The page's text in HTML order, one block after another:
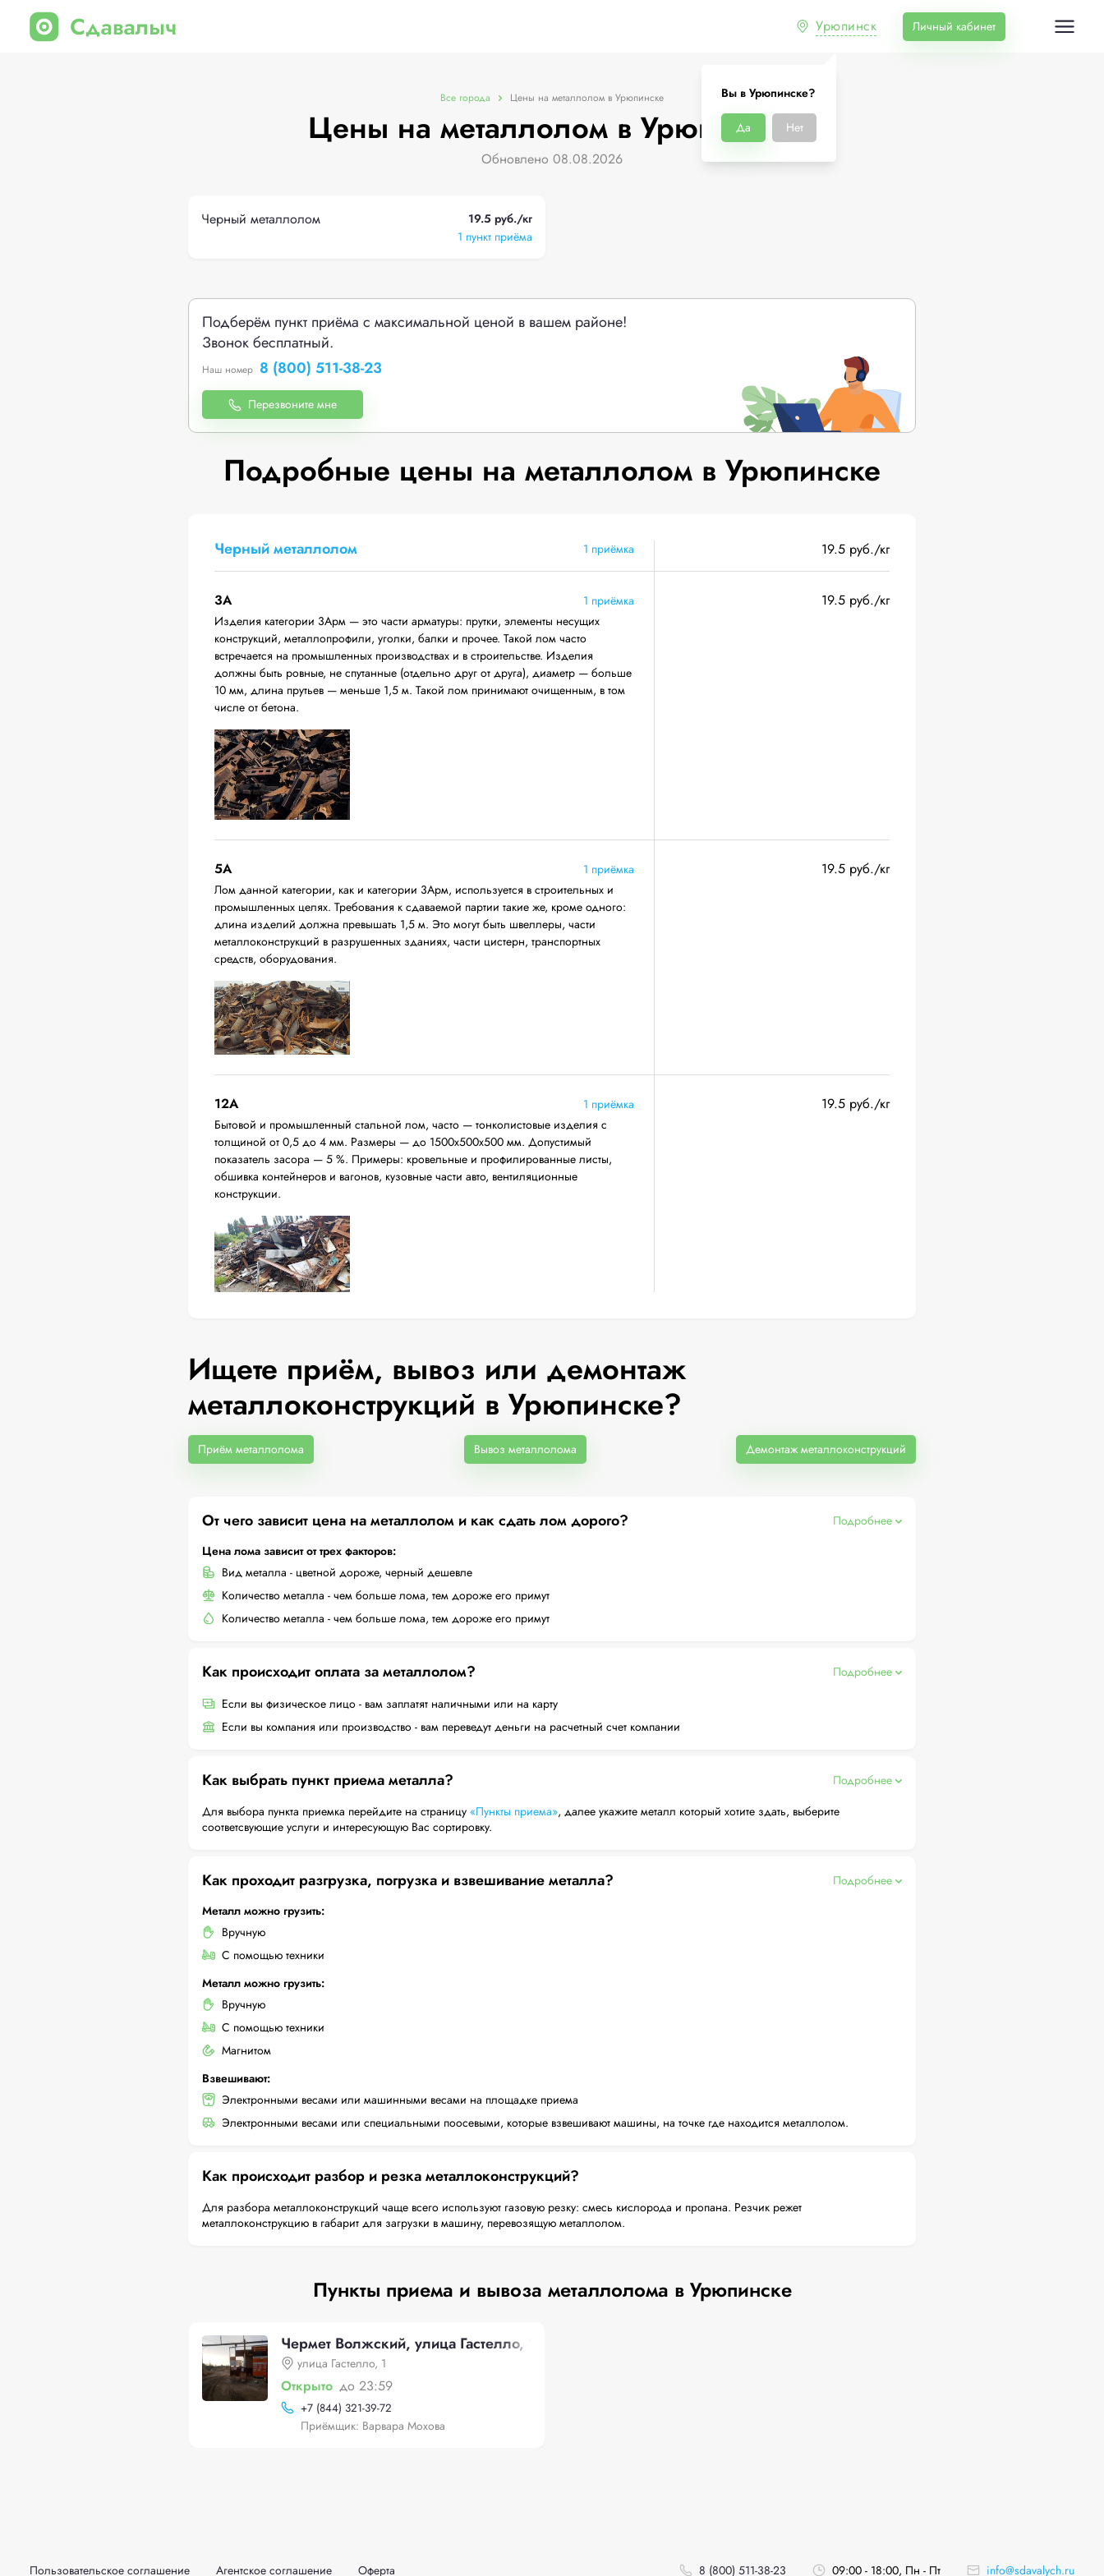
Урюпинск
Вы в Урюпинске?
Да Нет
Личный кабинет
Все города Цены на металлолом в Урюпинске
Цены на металлолом в Урюпинске
Обновлено 08.08.2026
Черный металлолом
19.5 руб./кг
1 пункт приёма
Подберём пункт приёма с максимальной ценой в вашем районе!
Звонок бесплатный.
Наш номер 8 (800) 511-38-23
Перезвоните мне
Подробные цены на металлолом в Урюпинске
Черный металлолом 1 приёмка 19.5 руб./кг
3А
1 приёмка
Изделия категории 3Арм — это части арматуры: прутки, элементы несущих
конструкций, металлопрофили, уголки, балки и прочее. Такой лом часто
встречается на промышленных производствах и в строительстве. Изделия
должны быть ровные, не спутанные (отдельно друг от друга), диаметр — больше
10 мм, длина прутьев — меньше 1,5 м. Такой лом принимают очищенным, в том
числе от бетона.
19.5 руб./кг
5А
1 приёмка
Лом данной категории, как и категории 3Арм, используется в строительных и
промышленных целях. Требования к сдаваемой партии такие же, кроме одного:
длина изделий должна превышать 1,5 м. Это могут быть швеллеры, части
металлоконструкций в разрушенных зданиях, части цистерн, транспортных
средств, оборудования.
19.5 руб./кг
12A
1 приёмка
Бытовой и промышленный стальной лом, часто — тонколистовые изделия с
толщиной от 0,5 до 4 мм. Размеры — до 1500х500х500 мм. Допустимый
показатель засора — 5 %. Примеры: кровельные и профилированные листы,
обшивка контейнеров и вагонов, кузовные части авто, вентиляционные
конструкции.
19.5 руб./кг
Ищете приём, вывоз или демонтаж
металлоконструкций в Урюпинске?
Приём металлолома Вывоз металлолома Демонтаж металлоконструкций
От чего зависит цена на металлолом и как сдать лом дорого?
Подробнее
Цена лома зависит от трех факторов:
Вид металла - цветной дороже, черный дешевле
Количество металла - чем больше лома, тем дороже его примут
Количество металла - чем больше лома, тем дороже его примут
Как происходит оплата за металлолом?
Подробнее
Если вы физическое лицо - вам заплатят наличными или на карту
Если вы компания или производство - вам переведут деньги на расчетный счет компании
Как выбрать пункт приема металла?
Подробнее
Для выбора пункта приемка перейдите на страницу «Пункты приема», далее укажите металл который хотите здать, выберите
соответсвующие услуги и интересующую Вас сортировку.
Как проходит разгрузка, погрузка и взвешивание металла?
Подробнее
Металл можно грузить:
Вручную
С помощью техники
Металл можно грузить:
Вручную
С помощью техники
Магнитом
Взвешивают:
Электронными весами или машинными весами на площадке приема
Электронными весами или специальными поосевыми, которые взвешивают машины, на точке где находится металлолом.
Как происходит разбор и резка металлоконструкций?
Для разбора металлоконструкций чаще всего используют газовую резку: смесь кислорода и пропана. Резчик режет
металлоконструкцию в габарит для загрузки в машину, перевозящую металлолом.
Пункты приема и вывоза металлолома в Урюпинске
Чермет Волжский, улица Гастелло, 1
улица Гастелло, 1
Открыто до 23:59
+7 (844) 321-39-72
Приёмщик: Варвара Мохова
Пользовательское соглашение Агентское соглашение Оферта 8 (800) 511-38-23 09:00 - 18:00, Пн - Пт info@sdavalych.ru